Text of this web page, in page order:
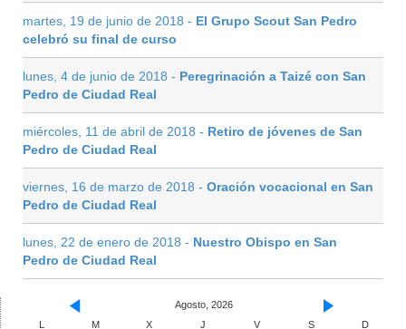
martes, 19 de junio de 2018 - El Grupo Scout San Pedro
celebró su final de curso
lunes, 4 de junio de 2018 - Peregrinación a Taizé con San
Pedro de Ciudad Real
miércoles, 11 de abril de 2018 - Retiro de jóvenes de San
Pedro de Ciudad Real
viernes, 16 de marzo de 2018 - Oración vocacional en San
Pedro de Ciudad Real
lunes, 22 de enero de 2018 - Nuestro Obispo en San
Pedro de Ciudad Real
Agosto, 2026
L
M X J V S D